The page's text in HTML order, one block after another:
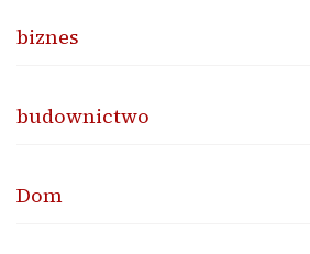
biznes
budownictwo
Dom